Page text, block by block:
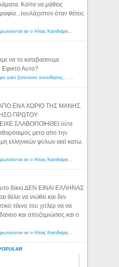
Κοίτα να μάθεις
όταν θέτεις
να το κατεβασουμε
Αυτο?
ΑΠΟ ΕΝΑ ΧΩΡΙΟ ΤΗΣ ΜΑΝΗΣ.
ΠΡΩΤΟΥ
ΣΛΑΒΟΠΟΙΗΘΕΙ ούτε
μετα απο την
ελληνικών φυλων εκεί κατω.
δίκιο ΔΕΝ ΕΙΝΑΙ ΕΛΛΗΝΑΣ
θέλει να νιώθει και δεν
τέκνο του χιτλερ να να
και αποζημιώσεις και ο